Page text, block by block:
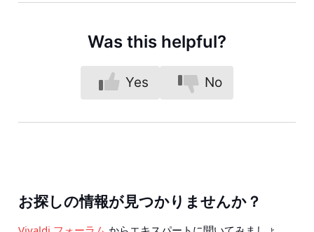
Was this helpful?
Yes No
お探しの情報が見つかりませんか？